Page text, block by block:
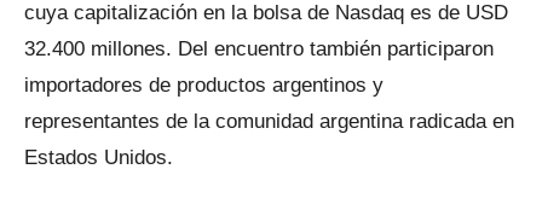
cuya capitalización en la bolsa de Nasdaq es de USD
32.400 millones. Del encuentro también participaron
importadores de productos argentinos y
representantes de la comunidad argentina radicada en
Estados Unidos.